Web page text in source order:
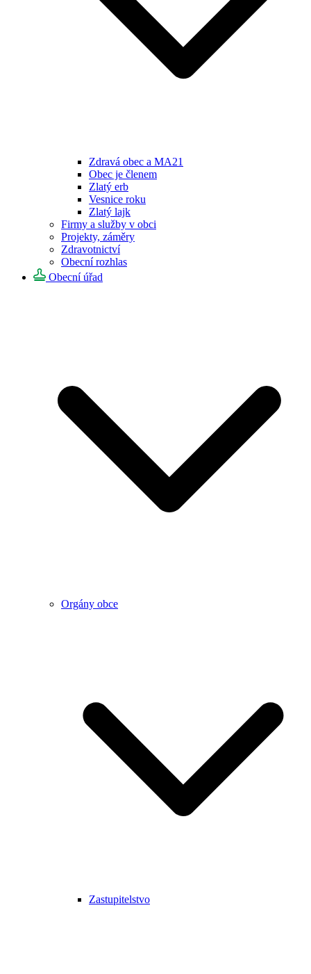
Zdravá obec a MA21
Obec je členem
Zlatý erb
Vesnice roku
Zlatý lajk
Firmy a služby v obci
Projekty, záměry
Zdravotnictví
Obecní rozhlas
Obecní úřad
Orgány obce
Zastupitelstvo